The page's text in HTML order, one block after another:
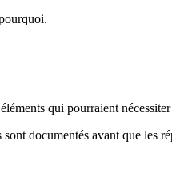
qui pourraient
documentés avant que les